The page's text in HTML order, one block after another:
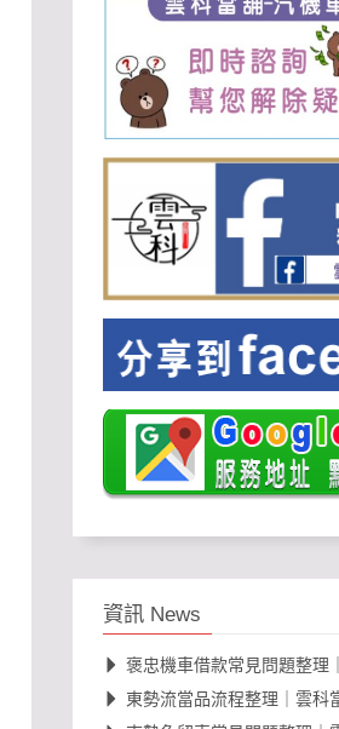
資訊 News
褒忠機車借款常見問題整理
東勢流當品流程整理｜雲科